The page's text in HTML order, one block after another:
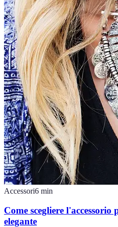
Accessori6 min
Come scegliere
elegante